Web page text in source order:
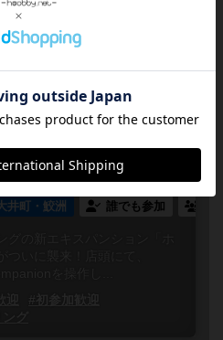
日 日曜日
プレリリース・
者・未経験者とも
井町・鮫洲 誰でも参加
迎
#初参加歓迎
グ